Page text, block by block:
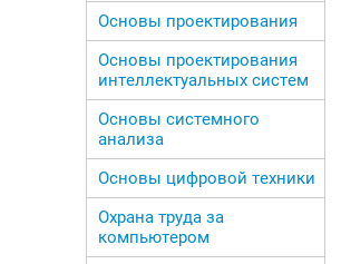
Основы проектирования
Основы проектирования
интеллектуальных систем
Основы системного
анализа
Основы цифровой техники
Охрана труда за
компьютером